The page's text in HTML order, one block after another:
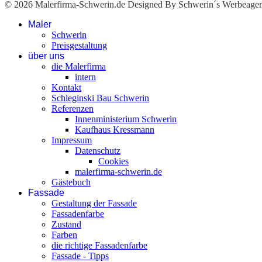
© 2026 Malerfirma-Schwerin.de Designed By Schwerin´s
Maler
Schwerin
Preisgestaltung
über uns
die Malerfirma
intern
Kontakt
Schleginski Bau Schwerin
Referenzen
Innenministerium Schwerin
Kaufhaus Kressmann
Impressum
Datenschutz
Cookies
malerfirma-schwerin.de
Gästebuch
Fassade
Gestaltung der Fassade
Fassadenfarbe
Zustand
Farben
die richtige Fassadenfarbe
Fassade - Tipps